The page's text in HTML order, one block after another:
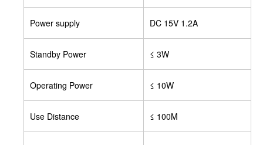
Power supply DC 15V 1.2A
Standby Power ≤ 3W
Operating Power ≤ 10W
Use Distance ≤ 100M